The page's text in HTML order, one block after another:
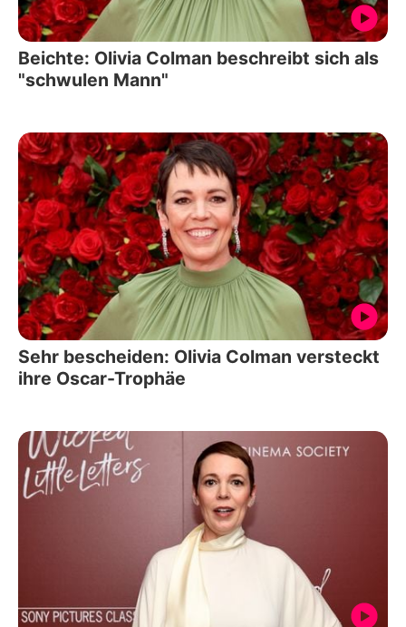
Beichte: Olivia Colman beschreibt sich als
"schwulen Mann"
Sehr bescheiden: Olivia Colman versteckt
ihre Oscar-Trophäe